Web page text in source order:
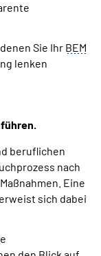
Sie Ihr BEM
lenken
beruflichen
nach
Eine
sich dabei